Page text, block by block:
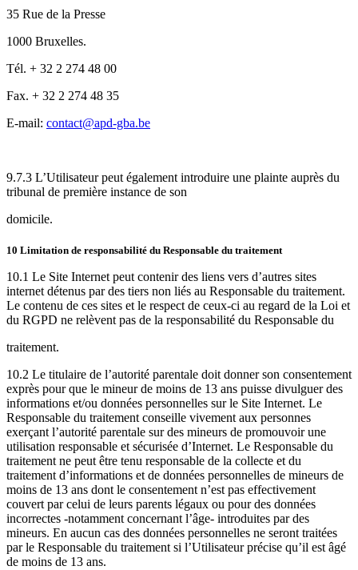
35 Rue de la Presse
1000 Bruxelles.
Tél. + 32 2 274 48 00
Fax. + 32 2 274 48 35
E-mail: contact@apd-gba.be
9.7.3 L’Utilisateur peut également introduire une plainte auprès du
tribunal de première instance de son
domicile.
10 Limitation de responsabilité du Responsable du traitement
10.1 Le Site Internet peut contenir des liens vers d’autres sites
internet détenus par des tiers non liés au Responsable du traitement.
Le contenu de ces sites et le respect de ceux-ci au regard de la Loi et
du RGPD ne relèvent pas de la responsabilité du Responsable du
traitement.
10.2 Le titulaire de l’autorité parentale doit donner son consentement
exprès pour que le mineur de moins de 13 ans puisse divulguer des
informations et/ou données personnelles sur le Site Internet. Le
Responsable du traitement conseille vivement aux personnes
exerçant l’autorité parentale sur des mineurs de promouvoir une
utilisation responsable et sécurisée d’Internet. Le Responsable du
traitement ne peut être tenu responsable de la collecte et du
traitement d’informations et de données personnelles de mineurs de
moins de 13 ans dont le consentement n’est pas effectivement
couvert par celui de leurs parents légaux ou pour des données
incorrectes -notamment concernant l’âge- introduites par des
mineurs. En aucun cas des données personnelles ne seront traitées
par le Responsable du traitement si l’Utilisateur précise qu’il est âgé
de moins de 13 ans.